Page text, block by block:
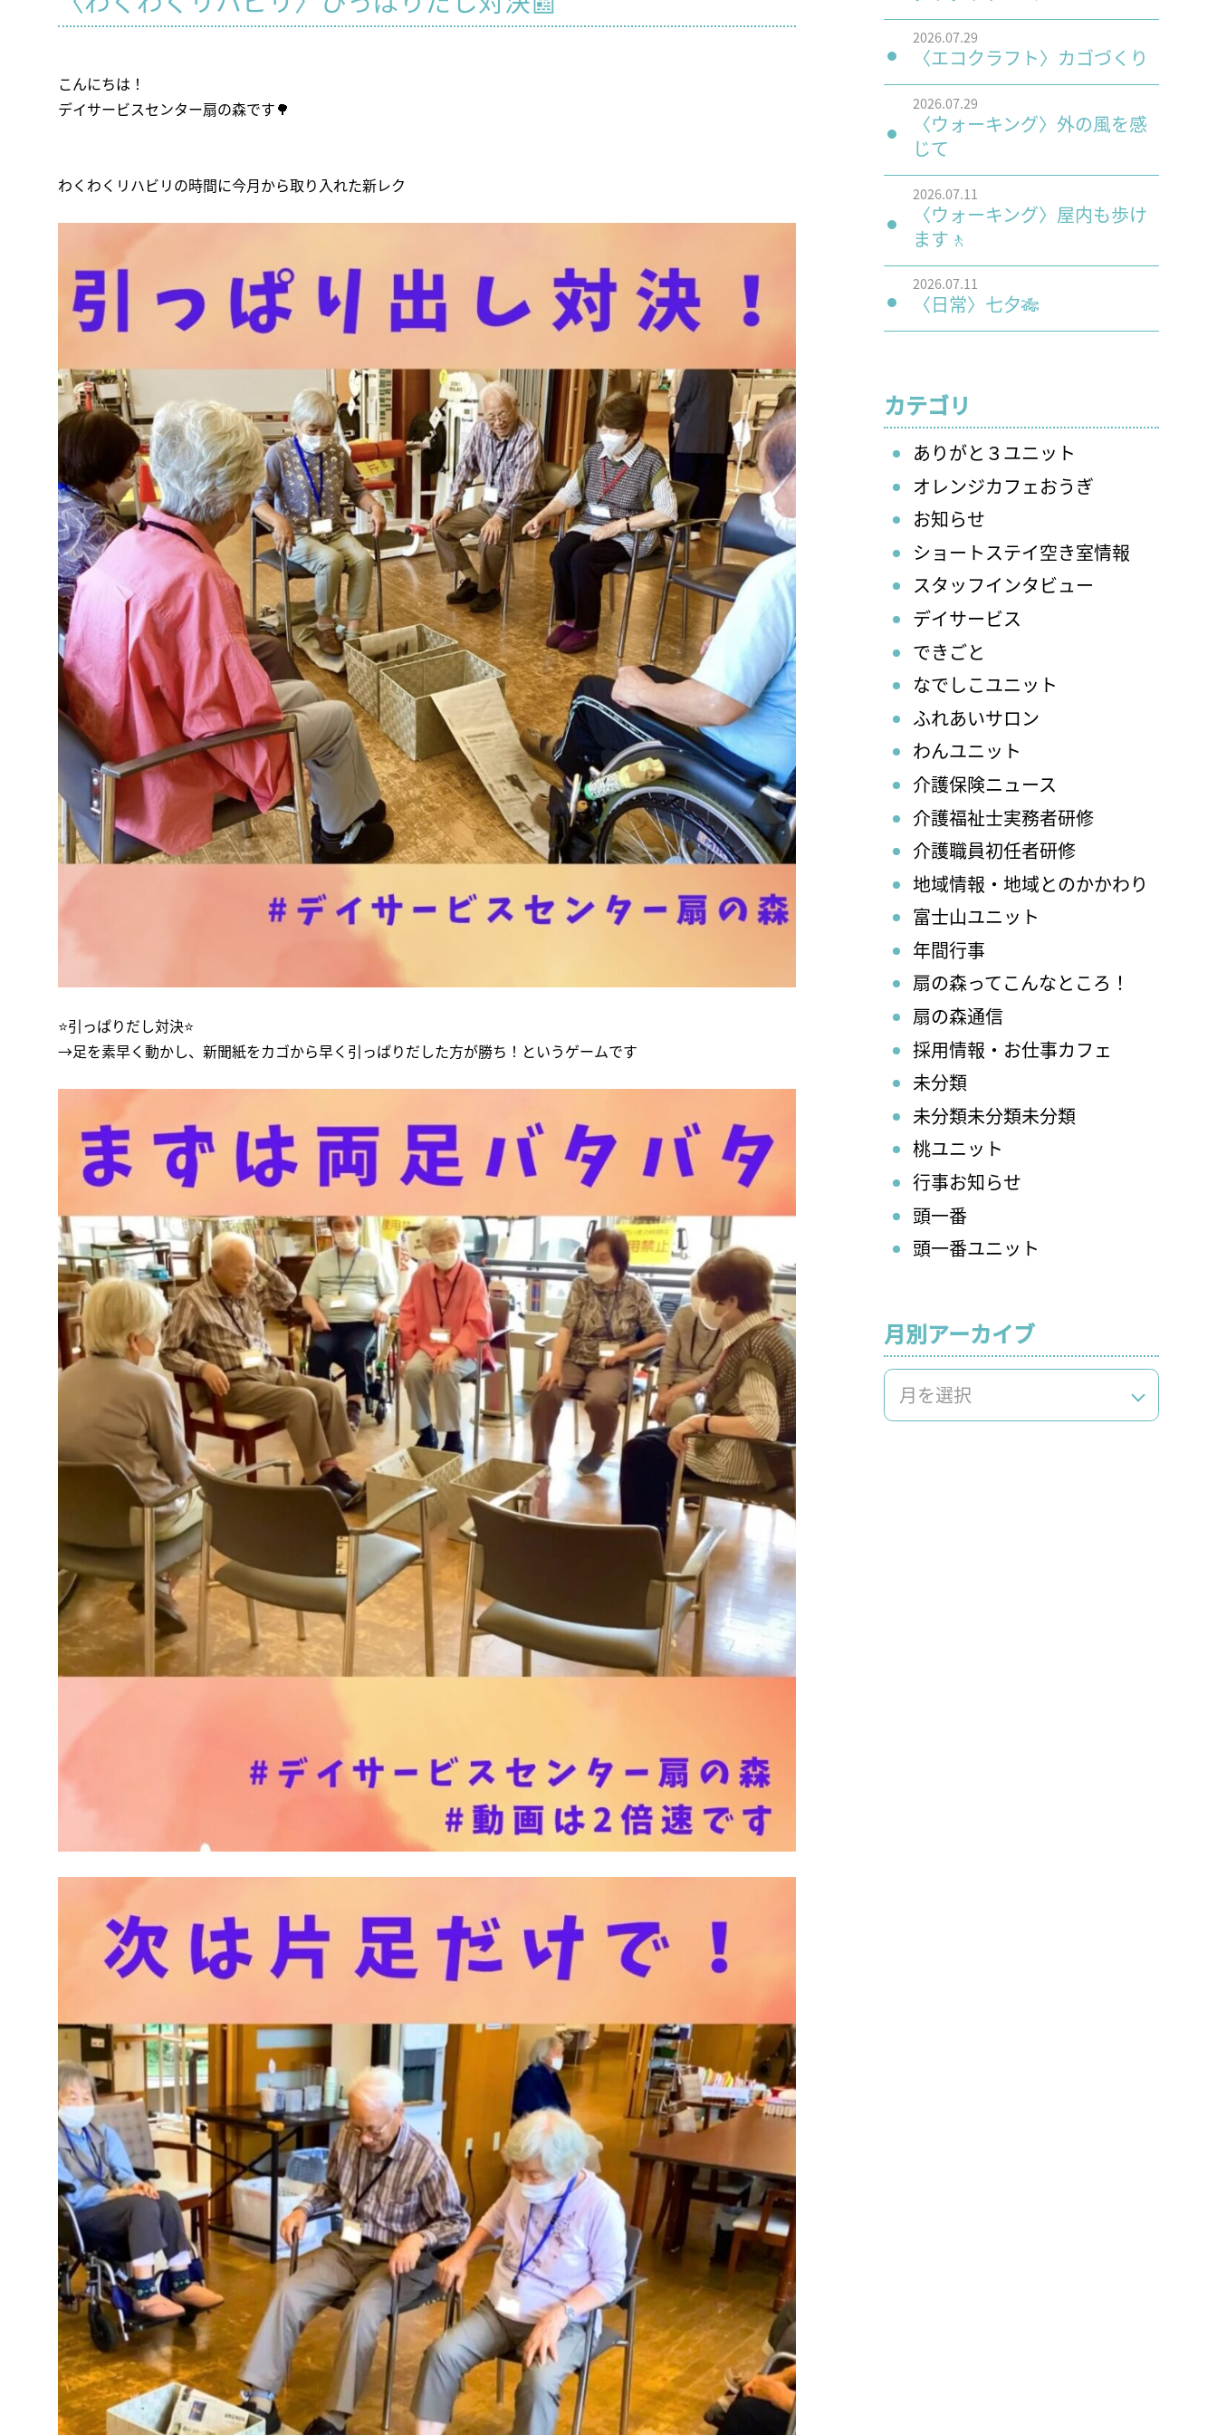
こんにちは！
デイサービスセンター扇の森です🌳
わくわくリハビリの時間に今月から取り入れた新レク
⭐️引っぱりだし対決⭐️
→足を素早く動かし、新聞紙をカゴから早く引っぱりだした方が勝ち！というゲームです
2026.07.29
〈エコクラフト〉カゴづくり
2026.07.29
〈ウォーキング〉外の風を感
じて
2026.07.11
〈ウォーキング〉屋内も歩け
ます🚶
2026.07.11
〈日常〉七夕🎋
カテゴリ
ありがと３ユニット
オレンジカフェおうぎ
お知らせ
ショートステイ空き室情報
スタッフインタビュー
デイサービス
できごと
なでしこユニット
ふれあいサロン
わんユニット
介護保険ニュース
介護福祉士実務者研修
介護職員初任者研修
地域情報・地域とのかかわり
富士山ユニット
年間行事
扇の森ってこんなところ！
扇の森通信
採用情報・お仕事カフェ
未分類
未分類未分類未分類
桃ユニット
行事お知らせ
頭一番
頭一番ユニット
月別アーカイブ